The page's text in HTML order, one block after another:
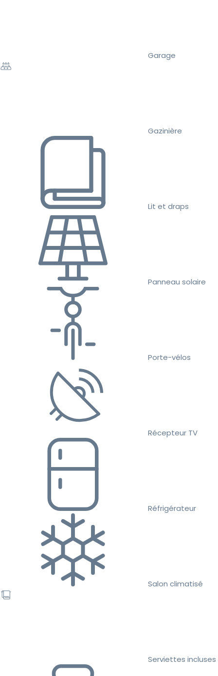
Garage
Gazinière
Lit et draps
Panneau solaire
Porte-vélos
Récepteur TV
Réfrigérateur
Salon climatisé
Serviettes incluses